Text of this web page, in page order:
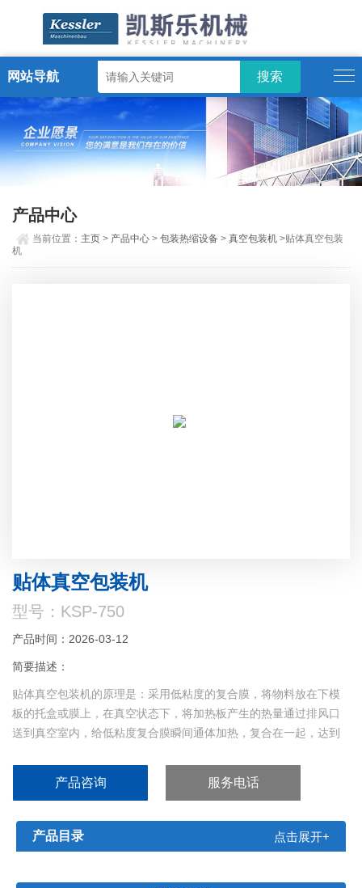
ENGLISH
网站导航
产品中心
当前位置： 主页 > 产品中心 >包装热缩设备 >真空包装机 >贴体真空包装
机
贴体真空包装机
型号：KSP-750
产品时间：2026-03-12
简要描述：
贴体真空包装机的原理是：采用低粘度的复合膜，将物料放在下模
板的托盒或膜上，在真空状态下，将加热板产生的热量通过排风口
送到真空室内，给低粘度复合膜瞬间通体加热，复合在一起，达到
美观，立体感特强）
产品咨询 服务电话
产品目录 点击展开+